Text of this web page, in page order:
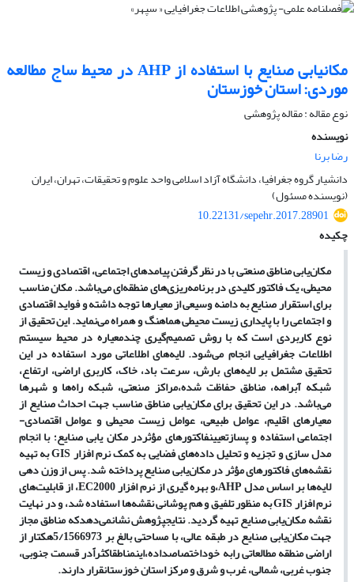
مکانیابی صنایع با استفاده از AHP در محیط ساج مطالعه
موردی: استان خوزستان
نوع مقاله : مقاله پژوهشی
نویسنده
رضا برنا
دانشیار گروه جغرافیا، دانشگاه آزاد اسلامی واحد علوم و تحقیقات، تهران، ایران
(نویسنده مسئول)
10.22131/sepehr.2017.28901
چکیده
مکانیابی مناطق صنعتی با در نظر گرفتن پیامدهای اجتماعی، اقتصادی و زیست
محیطی، یک فاکتور کلیدی در برنامهریزیهای منطقهای میباشد. مکان مناسب
برای استقرار صنایع به دامنه وسیعی از معیارها توجه داشته و فواید اقتصادی
و اجتماعی را با پایداری زیست محیطی هماهنگ و همراه مینماید. این تحقیق از
نوع کاربردی است که با روش تصمیمگیری چندمعیاره در محیط سیستم
اطلاعات جغرافیایی انجام میشود. لایههای اطلاعاتی مورد استفاده در این
تحقیق مشتمل بر لایههای بارش، سرعت باد، خاک،کاربری اراضی، ارتفاع،
شبکه آبراهه، مناطق حفاظت شده،مراکز صنعتی، شبکه راهها و شهرها
میباشد.در این تحقیق برای مکانیابیمناطق مناسب جهت احداث صنایع از
معیارهای اقلیم، عوامل طبیعی، عوامل زیست محیطی و عوامل اقتصادی-
اجتماعی استفاده و پسازتعیینفاکتورهای مؤثردر مکان یابی صنایع؛ با انجام
مدل سازی و تجزیه و تحلیل دادههای فضایی به کمک نرم افزارGISبه تهیه
نقشههای فاکتورهای مؤثر در مکانیابی صنایع پرداخته شد. پس از وزن دهی
لایهها بر اساس مدلAHP،و بهره گیری از نرم افزارEC2000، از قابلیتهای
نرم افزارGISبه منظور تلفیق و هم پوشانی نقشهها استفاده شد، و در نهایت
نقشه مکانیابی صنایع تهیه گردید. نتایجپژوهش نشانمیدهدکه مناطق مجاز
جهت مکان یابی صنایع در طبقه عالی، با مساحتی بالغ بر 5/1566973هکتار از
اراضی منطقه مطالعاتی رابه خوداختصاصداده،اینمناطقاکثراًدر قسمت جنوبی،
جنوب غربی، شمالی، غرب و شرق و مرکز استان خوزستانقرار دارند.